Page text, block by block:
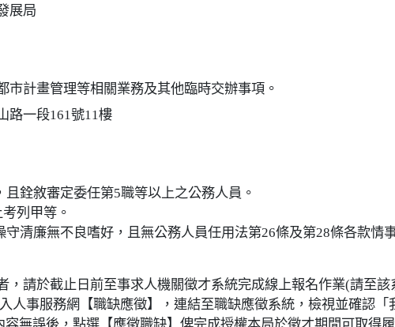
展局
市計畫管理等相關業務及其他臨時交辦事項。
路一段161號11樓
銓敘審定委任第5職等以上之公務人員。
列甲等。
清廉無不良嗜好，且無公務人員任用法第26條及第28條各款情
，請於截止日前至事求人機關徵才系統完成線上報名作業(請至
人事服務網【職缺應徵】，連結至職缺應徵系統，檢視並確認「